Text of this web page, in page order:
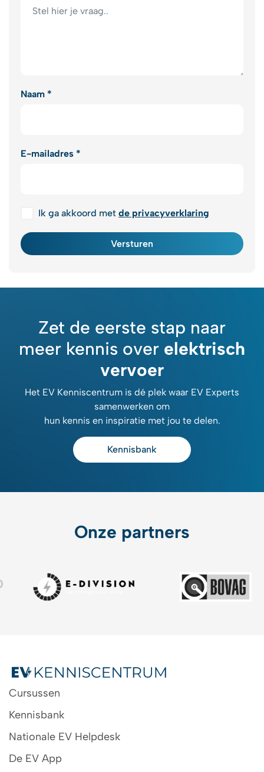
Naam *
E-mailadres *
Ik ga akkoord met de privacyverklaring
Versturen
Zet de eerste stap naar
meer kennis over elektrisch
vervoer
Het EV Kenniscentrum is dé plek waar EV Experts
samenwerken om
hun kennis en inspiratie met jou te delen.
Kennisbank
Onze partners
Cursussen
Kennisbank
Nationale EV Helpdesk
De EV App